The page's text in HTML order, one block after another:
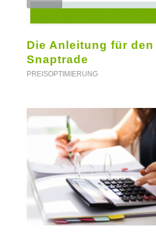
Die Anleitung für
Snaptrade
PREISOPTIMIERUNG